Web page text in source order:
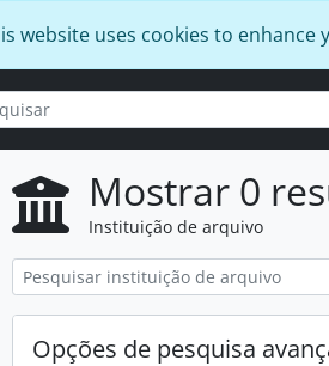
website uses cookies to
busca
Mostrar 0
Instituição de arquivo
Opções de pesquisa